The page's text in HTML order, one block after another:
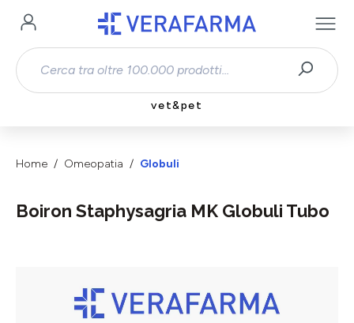
Passa al contenuto principale
vet&pet
Home Omeopatia Globuli
Boiron Staphysagria MK Globuli Tubo